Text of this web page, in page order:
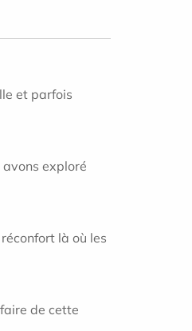
et parfois
exploré
là où les
de cette